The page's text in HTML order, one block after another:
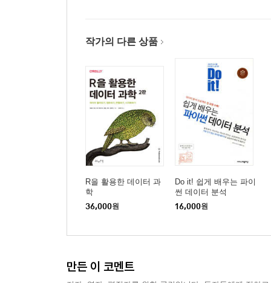
작가의 다른 상품
R을 활용한 데이터 과
학
36,000원
Do it! 쉽게 배우는 파이
썬 데이터 분석
16,000원
만든 이 코멘트